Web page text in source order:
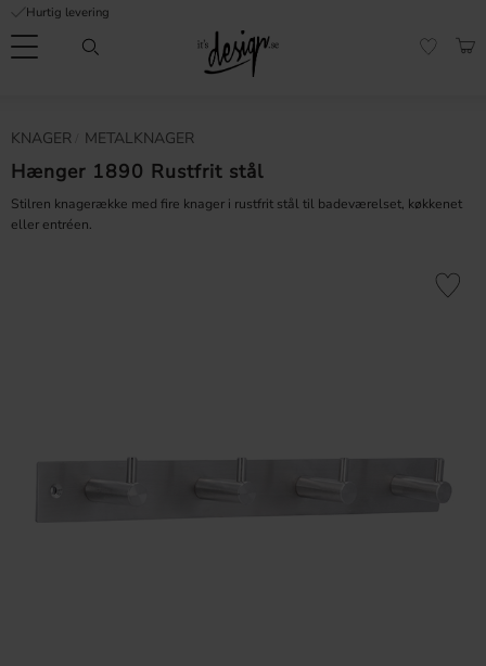
Menu
Hurtig levering
KNAGER METALKNAGER
Hænger 1890 Rustfrit stål
Stilren knagerække med fire knager i rustfrit stål til badeværelset, køkkenet
eller entréen.
Gem
Ofte stillede
spørgsmål